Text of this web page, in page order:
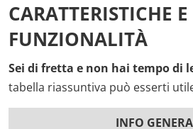
CARATTERISTICHE E
FUNZIONALITÀ
Sei di fretta e non hai tempo di
tabella riassuntiva può esserti
INFO